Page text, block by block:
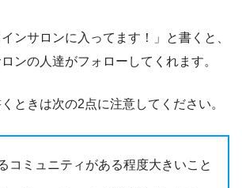
ンサロンに入ってます！」と書くと、
ンの人達がフォローしてくれます。
ときは次の2点に注意してください。
コミュニティがある程度大きいこと